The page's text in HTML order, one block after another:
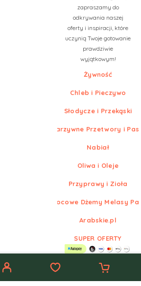
zapraszamy do
odkrywania naszej
oferty i inspiracji, które
uczynią Twoje gotowanie
prawdziwie
wyjątkowym!
Żywność
Chleb i Pieczywo
Słodycze i Przekąski
Warzywne Przetwory i
Nabiał
Oliwa i Oleje
Przyprawy i Zioła
Owocowe Dżemy Melasy
Arabskie.pl
SUPER OFERTY
Arabskie.pl